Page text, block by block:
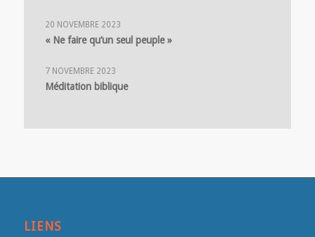
20 NOVEMBRE 2023
« Ne faire qu’un seul peuple »
7 NOVEMBRE 2023
Méditation biblique
LIENS